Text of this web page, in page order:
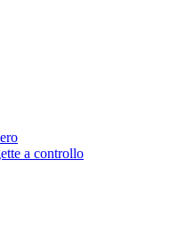
a controllo